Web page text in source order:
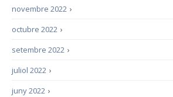
›
novembre 2022
›
octubre 2022
›
setembre 2022
›
juliol 2022
›
juny 2022